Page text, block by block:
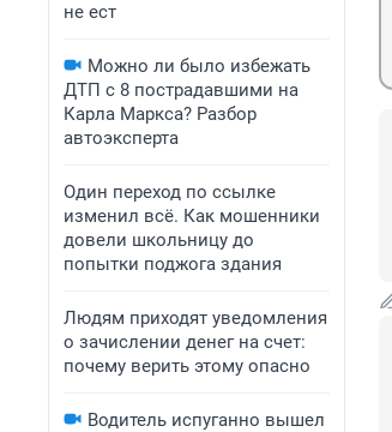
не ест
Можно ли было избежать
ДТП с 8 пострадавшими на
Карла Маркса? Разбор
автоэксперта
Один переход по ссылке
изменил всё. Как мошенники
довели школьницу до
попытки поджога здания
Людям приходят уведомления
о зачислении денег на счет:
почему верить этому опасно
Водитель испуганно вышел